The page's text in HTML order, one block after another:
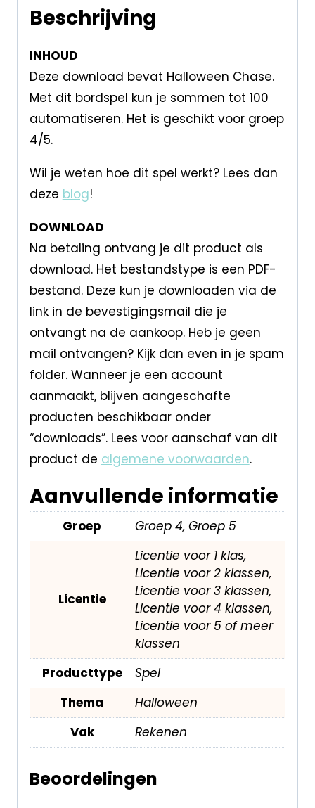
Beschrijving
INHOUD
Deze download bevat Halloween Chase.
Met dit bordspel kun je sommen tot 100
automatiseren. Het is geschikt voor groep
4/5.
Wil je weten hoe dit spel werkt? Lees dan
deze blog!
DOWNLOAD
Na betaling ontvang je dit product als
download. Het bestandstype is een PDF-
bestand. Deze kun je downloaden via de
link in de bevestigingsmail die je
ontvangt na de aankoop. Heb je geen
mail ontvangen? Kijk dan even in je spam
folder. Wanneer je een account
aanmaakt, blijven aangeschafte
producten beschikbaar onder
“downloads”. Lees voor aanschaf van dit
product de algemene voorwaarden.
Aanvullende informatie
Groep Groep 4, Groep 5
Licentie
Licentie voor 1 klas,
Licentie voor 2 klassen,
Licentie voor 3 klassen,
Licentie voor 4 klassen,
Licentie voor 5 of meer
klassen
Producttype
Spel
Thema
Halloween
Vak
Rekenen
Beoordelingen